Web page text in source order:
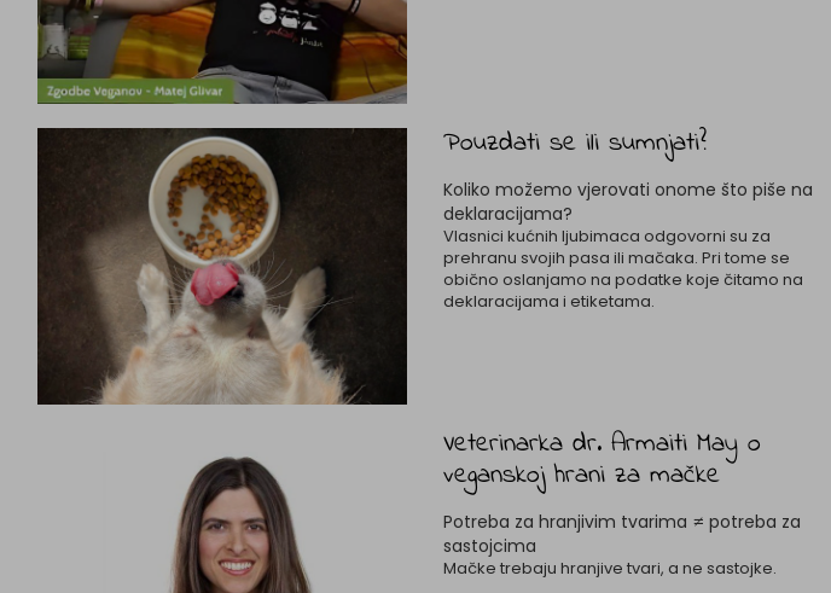
Pouzdati se ili sumnjati?
Koliko možemo vjerovati onome što piše na
deklaracijama?
Vlasnici kućnih ljubimaca odgovorni su za
prehranu svojih pasa ili mačaka. Pri tome se
obično oslanjamo na podatke koje čitamo na
deklaracijama i etiketama.
Veterinarka dr. Armaiti May o
veganskoj hrani za mačke
Potreba za hranjivim tvarima ≠ potreba za
sastojcima
Mačke trebaju hranjive tvari, a ne sastojke.